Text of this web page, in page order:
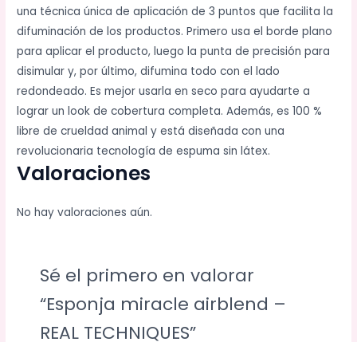
una técnica única de aplicación de 3 puntos que facilita la
difuminación de los productos. Primero usa el borde plano
para aplicar el producto, luego la punta de precisión para
disimular y, por último, difumina todo con el lado
redondeado. Es mejor usarla en seco para ayudarte a
lograr un look de cobertura completa. Además, es 100 %
libre de crueldad animal y está diseñada con una
revolucionaria tecnología de espuma sin látex.
Valoraciones
No hay valoraciones aún.
Sé el primero en valorar
“Esponja miracle airblend –
REAL TECHNIQUES”